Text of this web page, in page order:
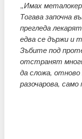
„Имах
Тогава започна
прегледа
едва се държи и
Зъбите под
отстранят
да сложа,
разочарова, само